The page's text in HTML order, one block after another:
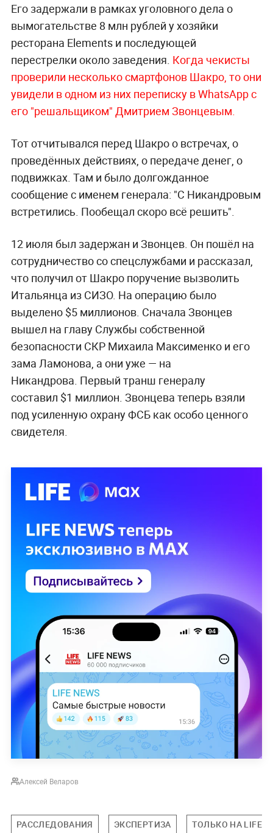
Его задержали в рамках уголовного дела о
вымогательстве 8 млн рублей у хозяйки
ресторана Elements и последующей
перестрелки около заведения. Когда чекисты
проверили несколько смартфонов Шакро, то они
увидели в одном из них переписку вWhatsApp с
его "решальщиком" Дмитрием Звонцевым.
Тот отчитывался перед Шакро о встречах, о
проведённых действиях, о передаче денег, о
подвижках. Там и было долгожданное
сообщение с именем генерала: "С Никандровым
встретились. Пообещал скоро всё решить".
12 июля был задержан и Звонцев. Он пошёл на
сотрудничество со спецслужбами и рассказал,
что получил от Шакро поручение вызволить
Итальянца из СИЗО. На операцию было
выделено $5 миллионов. Сначала Звонцев
вышел на главу Службы собственной
безопасности СКР Михаила Максименко и его
зама Ламонова, а они уже — на
Никандрова. Первый транш генералу
составил $1 миллион. Звонцева теперь взяли
под усиленную охрану ФСБ как особо ценного
свидетеля.
Алексей Веларов
РАССЛЕДОВАНИЯ ЭКСПЕРТИЗА ТОЛЬКО НА LIFE